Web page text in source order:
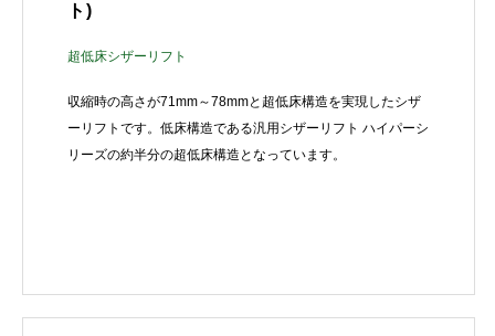
ト)
超低床シザーリフト
収縮時の高さが71mm～78mmと超低床構造を実現したシザ
ーリフトです。低床構造である汎用シザーリフト ハイパーシ
リーズの約半分の超低床構造となっています。